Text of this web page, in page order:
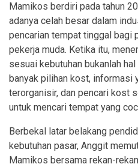
Mamikos berdiri pada tahun
adanya celah besar dalam
pencarian tempat tinggal bagi
pekerja muda. Ketika itu,
sesuai kebutuhan bukanlah
banyak pilihan kost, informasi
terorganisir, dan pencari kost
untuk mencari tempat yang
Berbekal latar belakang
kebutuhan pasar, Anggit
Mamikos bersama rekan-